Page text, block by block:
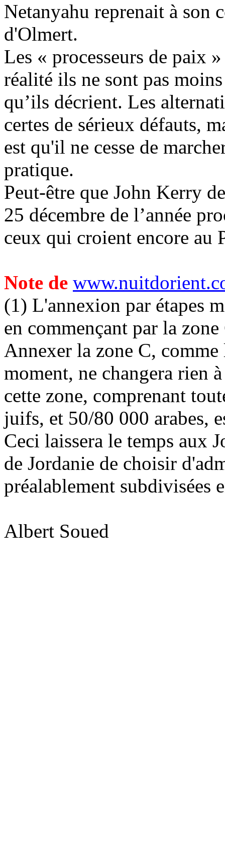
Netanyahu reprenait à son
d'Olmert.
Les « processeurs de paix
réalité ils ne sont pas
qu’ils décrient. Les
certes de sérieux défauts,
est qu'il ne cesse de
pratique.
Peut-être que John Kerry
25 décembre de l’année
ceux qui croient encore au
Note de
(1) L'annexion par étapes
en commençant par la zone
Annexer la zone C, comme
moment, ne changera rien
cette zone, comprenant
juifs, et 50/80 000 arabes,
Ceci laissera le temps aux
de Jordanie de choisir
préalablement subdivisées
Albert Soued